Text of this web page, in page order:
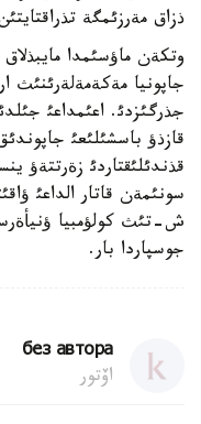
ذزاق مةرزئمگة
وتكةن ماؤسئمدا مايبذلاق
جاپونيا مةكةمةلةرئنئث
جذرگئزدئ. اعئمداعئ
قازذؤ باسشئلئعئ
قذندئلئقتاردئ زةرتتةؤ
سونئمةن قاتار الداعئ
ش-تئث كولؤمبيا
جوسپاردا بار.
без автора
اۆتور